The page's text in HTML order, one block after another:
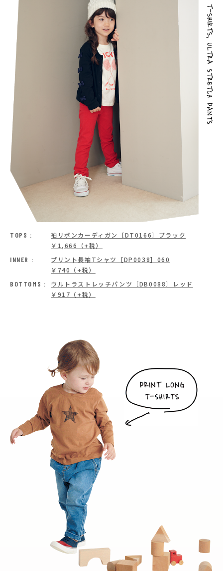
TOPS :
袖リボンカーディガン［DT0166］ブラック
￥1,666（+税）
INNER :
プリント長袖Tシャツ［DP0038］060
￥740（+税）
BOTTOMS :
ウルトラストレッチパンツ［DB0088］レッド
￥917（+税）